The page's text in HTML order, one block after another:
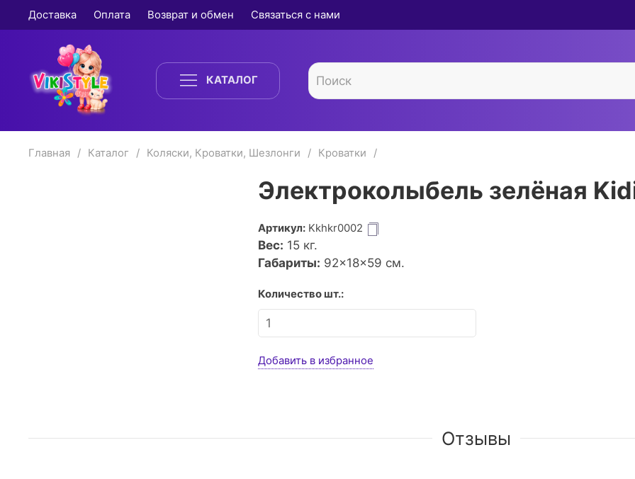
Доставка Оплата Возврат и обмен Связаться с нами
КАТАЛОГ
Главная Каталог Коляски, Кроватки, Шезлонги Кроватки
Электроколыбель зелёная
Артикул: Kkhkr0002
Вес: 15кг.
Габариты: 92×18×59 см.
Количество шт.:
Добавить в избранное
Отзывы